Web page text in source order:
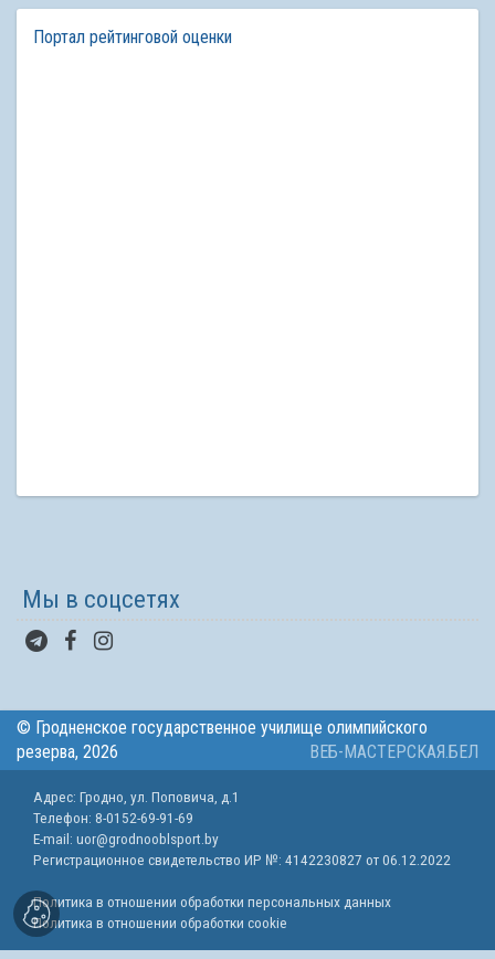
Портал рейтинговой оценки
Мы в соцсетях
© Гродненское государственное училище олимпийского
резерва, 2026
ВЕБ-МАСТЕРСКАЯ.БЕЛ
Адрес: Гродно, ул. Поповича, д.1
Телефон: 8-0152-69-91-69
E-mail: uor@grodnooblsport.by
Регистрационное свидетельство ИР №: 4142230827 от 06.12.2022
Политика в отношении обработки персональных данных
Политика в отношении обработки cookie